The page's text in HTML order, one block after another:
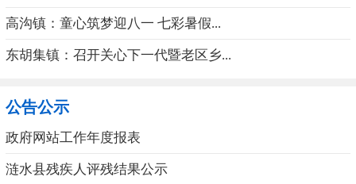
高沟镇：童心筑梦迎八一 七彩暑假...
东胡集镇：召开关心下一代暨老区乡...
公告公示
政府网站工作年度报表
涟水县残疾人评残结果公示